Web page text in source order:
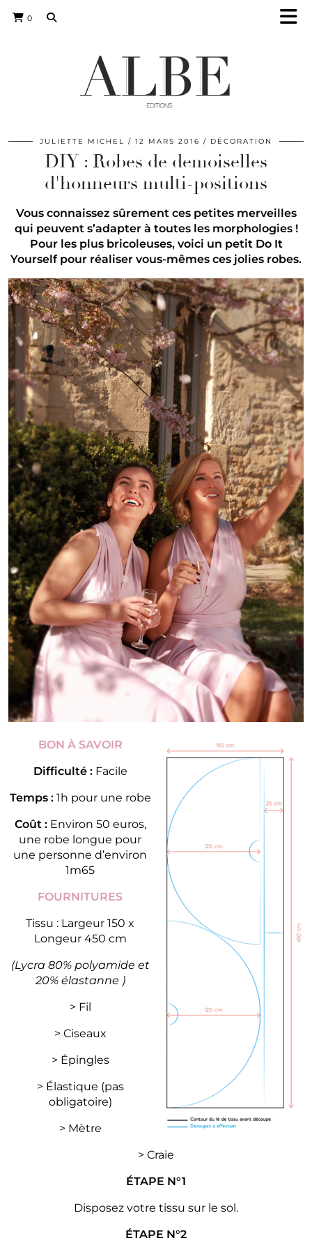
0
JULIETTE MICHEL 12 MARS 2016 DÉCORATION
DIY : Robes de demoiselles
d'honneurs multi-positions
Vous connaissez sûrement ces petites merveilles
qui peuvent s’adapter à toutes les morphologies !
Pour les plus bricoleuses, voici un petit Do It
Yourself pour réaliser vous-mêmes ces jolies robes.
BON À SAVOIR
Difficulté :Facile
Temps :1h pour une robe
Coût :Environ 50 euros,
une robe longue pour
une personne d’environ
1m65
FOURNITURES
Tissu : Largeur 150 x
Longeur 450 cm
(Lycra 80% polyamide et
20% élastanne )
> Fil
> Ciseaux
> Épingles
> Élastique (pas
obligatoire)
> Mètre
> Craie
ÉTAPE N°1
Disposez votre tissu sur le sol.
ÉTAPE N°2